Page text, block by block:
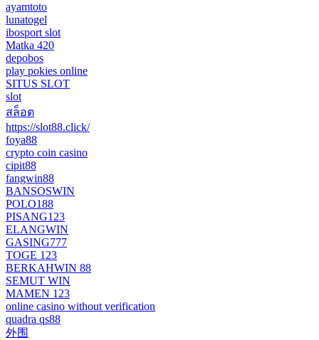
ayamtoto
lunatogel
ibosport slot
Matka 420
depobos
play pokies online
SITUS SLOT
slot
สล็อต
https://slot88.click/
foya88
crypto coin casino
cipit88
fangwin88
BANSOSWIN
POLO188
PISANG123
ELANGWIN
GASING777
TOGE 123
BERKAHWIN 88
SEMUT WIN
MAMEN 123
online casino without verification
quadra qs88
外围